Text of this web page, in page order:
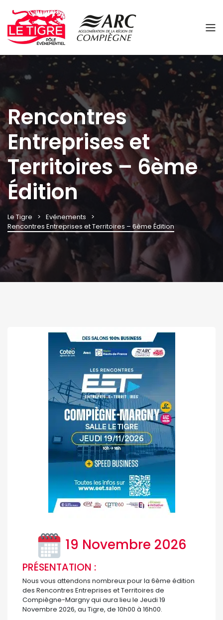
Rencontres
Entreprises et
Territoires – 6ème
Édition
Le Tigre
Evénements
Rencontres Entreprises et Territoires – 6ème Édition
19 Novembre 2026
PRÉSENTATION :
Nous vous attendons nombreux pour la 6ème édition
des Rencontres Entreprises et Territoires de
Compiègne-Margny qui aura lieu le Jeudi 19
Novembre 2026, au Tigre, de 10h00 à 16h00.